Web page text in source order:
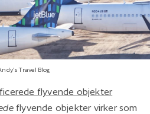
Travel Blog
flyvende objekter
flyvende objekter virker som